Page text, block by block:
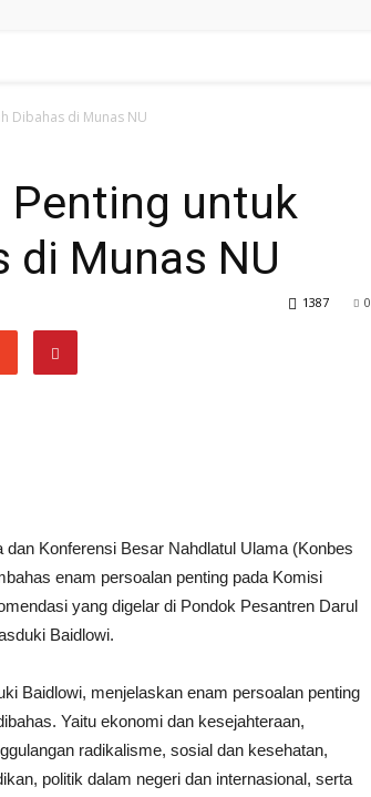
Dibahas di Munas NU
Penting untuk
di Munas NU
0
1387
dan Konferensi Besar Nahdlatul Ulama (Konbes
enam persoalan penting pada Komisi
yang digelar di Pondok Pesantren Darul
Baidlowi.
Baidlowi, menjelaskan enam persoalan penting
Yaitu ekonomi dan kesejahteraan,
radikalisme, sosial dan kesehatan,
politik dalam negeri dan internasional, serta